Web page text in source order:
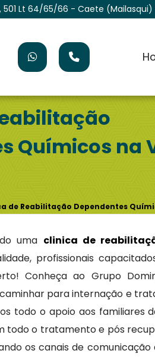
501 Lt 64/65/66 - Caete (Mailasqui)
Químicos na
de Reabilitação Dependentes
uma clinica de
profissionais
Conheça ao Grupo
para internação e
todo o apoio aos familiares
todo o tratamento e pós
os canais de